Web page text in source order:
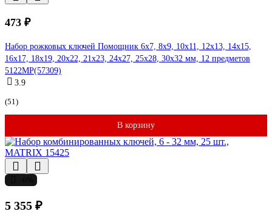
473 ₽
Набор рожковых ключей Помощник 6x7, 8x9, 10x11, 12x13, 14x15,
16x17, 18x19, 20x22, 21x23, 24x27, 25x28, 30x32 мм, 12 предметов
5122MP(57309)
3.9
(51)
В корзину
5 355 ₽